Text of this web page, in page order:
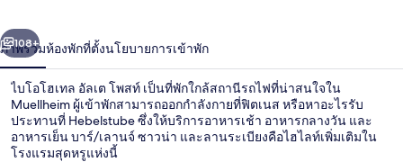
อัล
เต
โพสท์
า
ถัดไป
108+
ภาพรวมห้องพักที่ตั้งนโยบายการเข้าพัก
ไบโอโฮเทล อัลเต โพสท์ เป็นที่พักใกล้สถานีรถไฟที่น่าสนใจใน
Muellheim ผู้เข้าพักสามารถออกกำลังกายที่ฟิตเนส หรือหาอะไรรับ
ประทานที่ Hebelstube ซึ่งให้บริการอาหารเช้า อาหารกลางวัน และ
อาหารเย็น บาร์/เลานจ์ ซาวน่า และลานระเบียงคือไฮไลท์เพิ่มเติมใน
โรงแรมสุดหรูแห่งนี้